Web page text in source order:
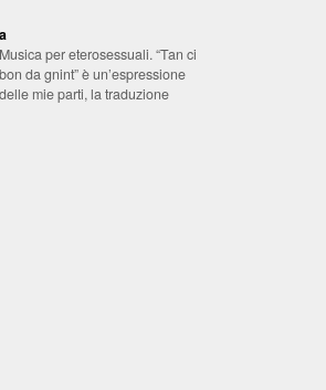
Musica per eterosessuali. “Tan ci
bon da gnint” è un’espressione
mie parti, la traduzione